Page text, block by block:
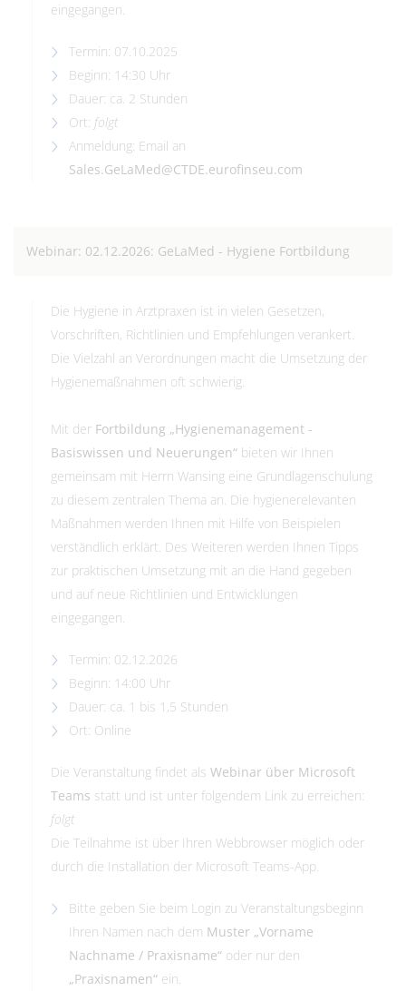
eingegangen.
Termin: 07.10.2025
Beginn: 14:30 Uhr
Dauer: ca. 2 Stunden
Ort: folgt
Anmeldung: Email an
Sales.GeLaMed@CTDE.eurofinseu.com
Webinar: 02.12.2026: GeLaMed - Hygiene Fortbildung
Die Hygiene in Arztpraxen ist in vielen Gesetzen,
Vorschriften, Richtlinien und Empfehlungen verankert.
Die Vielzahl an Verordnungen macht die Umsetzung der
Hygienemaßnahmen oft schwierig.
Mit der Fortbildung „Hygienemanagement -
Basiswissen und Neuerungen“ bieten wir Ihnen
gemeinsam mit Herrn Wansing eine Grundlagenschulung
zu diesem zentralen Thema an. Die hygienerelevanten
Maßnahmen werden Ihnen mit Hilfe von Beispielen
verständlich erklärt. Des Weiteren werden Ihnen Tipps
zur praktischen Umsetzung mit an die Hand gegeben
und auf neue Richtlinien und Entwicklungen
eingegangen.
Termin: 02.12.2026
Beginn: 14:00 Uhr
Dauer: ca. 1 bis 1,5 Stunden
Ort: Online
Die Veranstaltung findet als Webinar über Microsoft
Teams statt und ist unter folgendem Link zu erreichen:
folgt
Die Teilnahme ist über Ihren Webbrowser möglich oder
durch die Installation der Microsoft Teams-App.
Bitte geben Sie beim Login zu Veranstaltungsbeginn
Ihren Namen nach dem Muster „Vorname
Nachname / Praxisname“ oder nur den
„Praxisnamen“ ein.